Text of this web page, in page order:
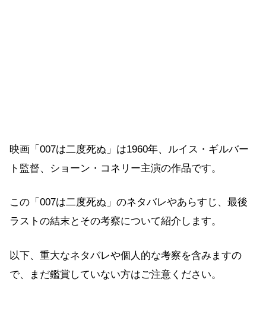
映画「007は二度死ぬ」は1960年、ルイス・ギルバー
ト監督、ショーン・コネリー主演の作品です。
この「007は二度死ぬ」のネタバレやあらすじ、最後
ラストの結末とその考察について紹介します。
以下、重大なネタバレや個人的な考察を含みますの
で、まだ鑑賞していない方はご注意ください。